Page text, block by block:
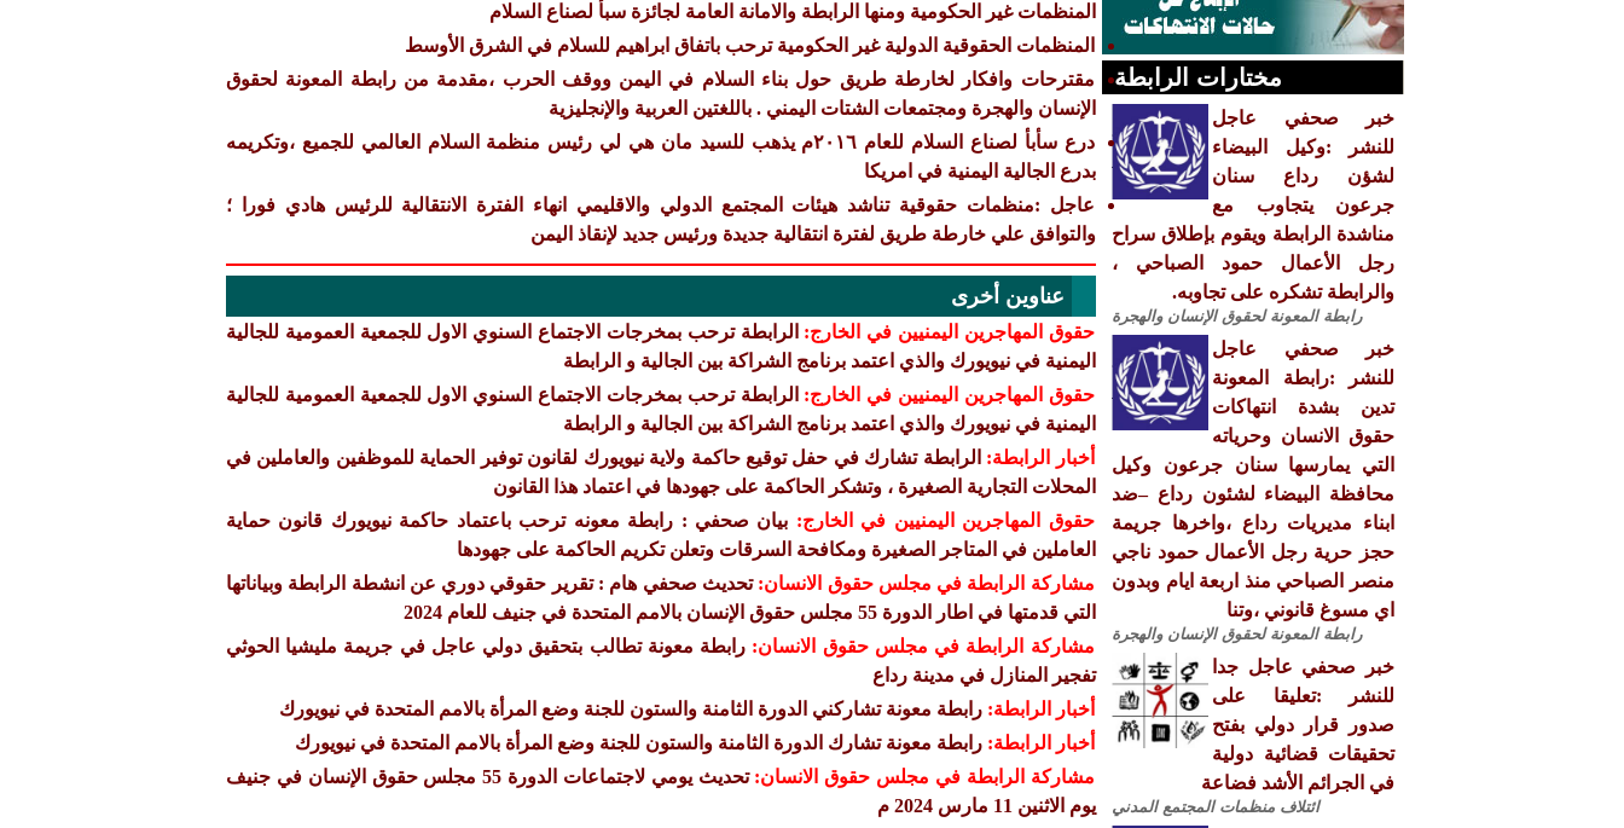
مختارات الرابطة
خبر صحفي عاجل
للنشر :وكيل البيضاء
لشؤن رداع سنان
جرعون يتجاوب مع
مناشدة الرابطة ويقوم بإطلاق سراح
رجل الأعمال حمود الصباحي ،
والرابطة تشكره على تجاوبه.
رابطة المعونة لحقوق الإنسان والهجرة
خبر صحفي عاجل
للنشر :رابطة المعونة
تدين بشدة انتهاكات
حقوق الانسان وحرياته
التي يمارسها سنان جرعون وكيل
محافظة البيضاء لشئون رداع –ضد
ابناء مديريات رداع ،واخرها جريمة
حجز حرية رجل الأعمال حمود ناجي
منصر الصباحي منذ اربعة ايام وبدون
اي مسوغ قانوني ،وتنا
رابطة المعونة لحقوق الإنسان والهجرة
خبر صحفي عاجل جدا
للنشر :تعليقا على
صدور قرار دولي بفتح
تحقيقات قضائية دولية
في الجرائم الأشد فضاعة
ائتلاف منظمات المجتمع المدني
المنظمات غير الحكومية ومنها الرابطة والامانة العامة لجائزة سبأ لصناع السلام
المنظمات الحقوقية الدولية غير الحكومية ترحب باتفاق ابراهيم للسلام في الشرق الأوسط
مقترحات وافكار لخارطة طريق حول بناء السلام في اليمن ووقف الحرب ،مقدمة من رابطة المعونة لحقوق
الإنسان والهجرة ومجتمعات الشتات اليمني . باللغتين العربية والإنجليزية
درع سأبأ لصناع السلام للعام ٢٠١٦م يذهب للسيد مان هي لي رئيس منظمة السلام العالمي للجميع ،وتكريمه
بدرع الجالية اليمنية في امريكا
عاجل :منظمات حقوقية تناشد هيئات المجتمع الدولي والاقليمي انهاء الفترة الانتقالية للرئيس هادي فورا ؛
والتوافق علي خارطة طريق لفترة انتقالية جديدة ورئيس جديد لإنقاذ اليمن
عناوين أخرى
حقوق المهاجرين اليمنيين في الخارج: الرابطة ترحب بمخرجات الاجتماع السنوي الاول للجمعية العمومية للجالية
اليمنية في نيويورك والذي اعتمد برنامج الشراكة بين الجالية و الرابطة
حقوق المهاجرين اليمنيين في الخارج: الرابطة ترحب بمخرجات الاجتماع السنوي الاول للجمعية العمومية للجالية
اليمنية في نيويورك والذي اعتمد برنامج الشراكة بين الجالية و الرابطة
أخبار الرابطة: الرابطة تشارك في حفل توقيع حاكمة ولاية نيويورك لقانون توفير الحماية للموظفين والعاملين في
المحلات التجارية الصغيرة ، وتشكر الحاكمة على جهودها في اعتماد هذا القانون
حقوق المهاجرين اليمنيين في الخارج: بيان صحفي : رابطة معونه ترحب باعتماد حاكمة نيويورك قانون حماية
العاملين في المتاجر الصغيرة ومكافحة السرقات وتعلن تكريم الحاكمة على جهودها
مشاركة الرابطة في مجلس حقوق الانسان:تحديث صحفي هام : تقرير حقوقي دوري عن انشطة الرابطة وبياناتها
التي قدمتها في اطار الدورة 55 مجلس حقوق الإنسان بالامم المتحدة في جنيف للعام 2024
مشاركة الرابطة في مجلس حقوق الانسان: رابطة معونة تطالب بتحقيق دولي عاجل في جريمة مليشيا الحوثي
تفجير المنازل في مدينة رداع
أخبار الرابطة:رابطة معونة تشاركني الدورة الثامنة والستون للجنة وضع المرأة بالامم المتحدة في نيويورك
أخبار الرابطة:رابطة معونة تشارك الدورة الثامنة والستون للجنة وضع المرأة بالامم المتحدة في نيويورك
مشاركة الرابطة في مجلس حقوق الانسان:
تحديث يومي لاجتماعات الدورة 55 مجلس حقوق الإنسان في جنيف
يوم الاثنين 11 مارس 2024 م